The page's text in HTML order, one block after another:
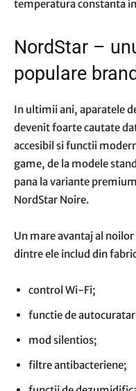
temperatura constanta
NordStar –
populare
In ultimii ani, aparatele
devenit foarte cautate
accesibil si functii
game, de la modele
pana la variante
NordStar Noire.
Un mare avantaj al
dintre ele includ din
control Wi-Fi;
functie de
mod silentios;
filtre antibacteriene;